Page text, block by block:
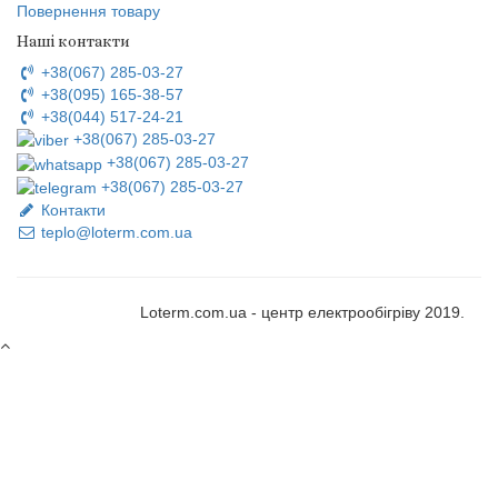
Повернення товару
Наші контакти
+38(067) 285-03-27
+38(095) 165-38-57
+38(044) 517-24-21
+38(067) 285-03-27
+38(067) 285-03-27
+38(067) 285-03-27
Контакти
teplo@loterm.com.ua
Loterm.com.ua - центр електрообігріву 2019.